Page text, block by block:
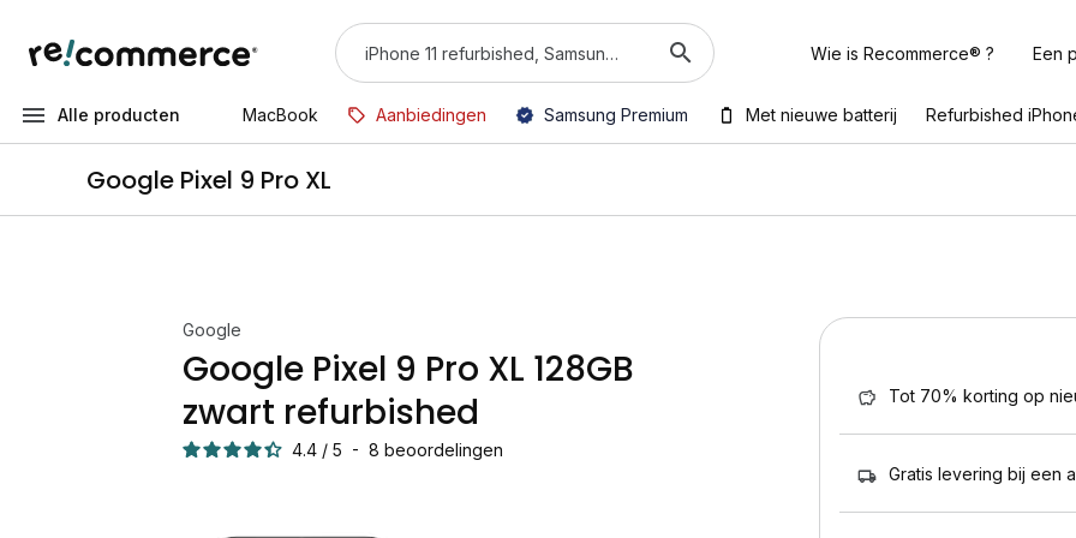
Wie is Recommerce® ? Een
Alle producten MacBook Aanbiedingen Samsung Premium Met nieuwe batterij Refurbished
Google Pixel 9 Pro XL
Google
Google Pixel 9 Pro XL 128GB
zwart refurbished
4.4 / 5 - 8 beoordelingen
Tot 70% korting op
Gratis levering bij een